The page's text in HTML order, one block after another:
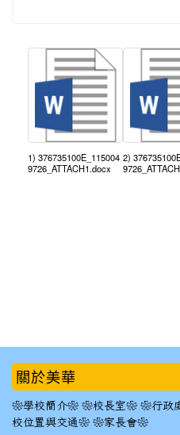
1) 376735100E_115004
9726_ATTACH1.docx
2)
::: 關於美華
❀學校簡介❀ ❀校長室❀ ❀行政
校位置與交通❀ ❀家長會❀